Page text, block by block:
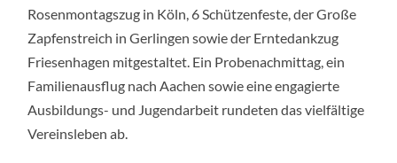
Rosenmontagszug in Köln, 6 Schützenfeste, der Große
Zapfenstreich in Gerlingen sowie der Erntedankzug
Friesenhagen mitgestaltet. Ein Probenachmittag, ein
Familienausflug nach Aachen sowie eine engagierte
Ausbildungs- und Jugendarbeit rundeten das vielfältige
Vereinsleben ab.